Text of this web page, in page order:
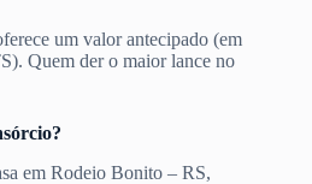
um valor antecipado (em
Quem der o maior lance no
em Rodeio Bonito – RS,